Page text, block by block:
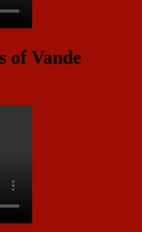
of Vande